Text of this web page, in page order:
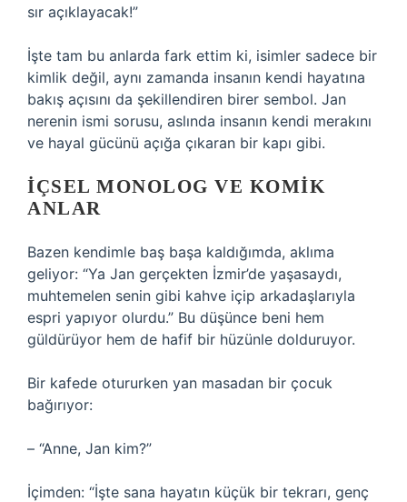
sır açıklayacak!”
İşte tam bu anlarda fark ettim ki, isimler sadece bir
kimlik değil, aynı zamanda insanın kendi hayatına
bakış açısını da şekillendiren birer sembol. Jan
nerenin ismi sorusu, aslında insanın kendi merakını
ve hayal gücünü açığa çıkaran bir kapı gibi.
İÇSEL MONOLOG VE KOMIK
ANLAR
Bazen kendimle baş başa kaldığımda, aklıma
geliyor: “Ya Jan gerçekten İzmir’de yaşasaydı,
muhtemelen senin gibi kahve içip arkadaşlarıyla
espri yapıyor olurdu.” Bu düşünce beni hem
güldürüyor hem de hafif bir hüzünle dolduruyor.
Bir kafede otururken yan masadan bir çocuk
bağırıyor:
– “Anne, Jan kim?”
İçimden: “İşte sana hayatın küçük bir tekrarı, genç